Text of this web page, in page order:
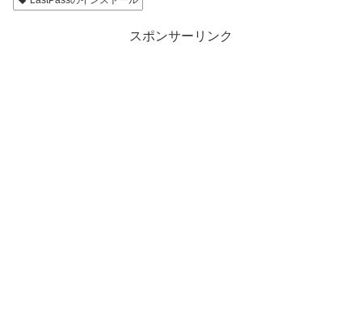
スポンサーリンク